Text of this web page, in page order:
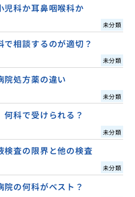
児科か耳鼻咽喉科か
未分類
相談するのが適切？
未分類
院処方薬の違い
未分類
科で受けられる？
未分類
検査の限界と他の検査
未分類
の何科がベスト？